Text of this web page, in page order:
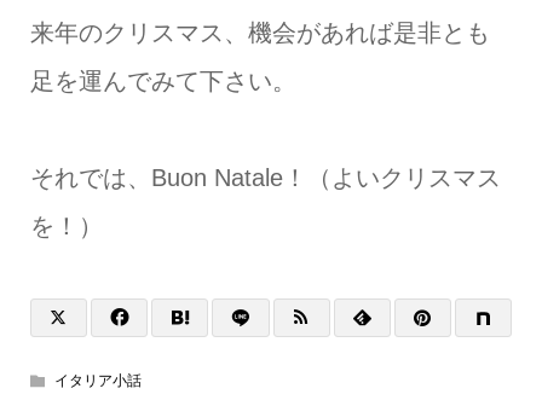
来年のクリスマス、機会があれば是非とも
足を運んでみて下さい。
それでは、Buon Natale！（よいクリスマス
を！）
イタリア小話